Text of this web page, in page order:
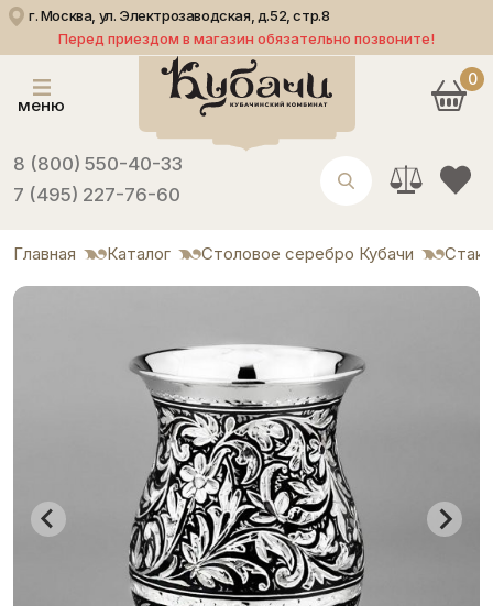
г. Москва, ул. Электрозаводская, д.52, стр.8
Перед приездом в магазин обязательно позвоните!
меню
8 (800) 550-40-33
7 (495) 227-76-60
0
Главная Каталог Столовое серебро Кубачи